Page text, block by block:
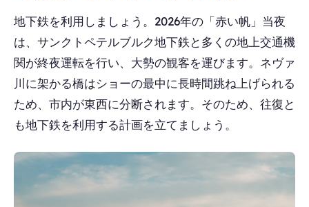
地下鉄を利用しましょう。2026年の「赤い帆」当夜
は、サンクトペテルブルク地下鉄と多くの地上交通機
関が終夜運転を行い、大勢の観客を運びます。ネヴァ
川に架かる橋はショーの最中に長時間跳ね上げられる
ため、市内が東西に分断されます。そのため、往復と
も地下鉄を利用する計画を立てましょう。